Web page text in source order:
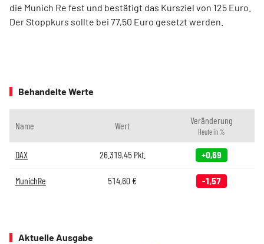
die Munich Re fest und bestätigt das Kursziel von 125 Euro.
Der Stoppkurs sollte bei 77,50 Euro gesetzt werden.
Behandelte Werte
Name Wert Veränderung
Heute in %
DAX 26.319,45Pkt. +0,69
MunichRe 514,60 € -1,57
Aktuelle Ausgabe